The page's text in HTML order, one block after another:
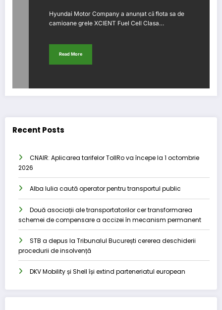
Hyundai Motor Company a anunțat că flota sa de
camioane grele XCIENT Fuel Cell Clasa…
Read More
Recent Posts
CNAIR: Aplicarea tarifelor TollRo va începe la 1 octombrie
2026
Alba Iulia caută operator pentru transportul public
Două asociații ale transportatorilor cer transformarea
schemei de compensare a accizei în mecanism permanent
STB a depus la Tribunalul București cererea deschiderii
procedurii de insolvență
DKV Mobility și Shell își extind parteneriatul european